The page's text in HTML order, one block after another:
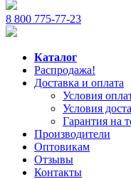
8 800 775-77-23
Каталог
Распродажа!
Доставка и оплата
Условия
Условия
Гарантия на
Производители
Оптовикам
Отзывы
Контакты